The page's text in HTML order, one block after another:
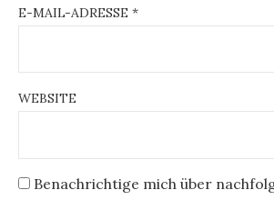
E-MAIL-ADRESSE *
WEBSITE
Benachrichtige mich über